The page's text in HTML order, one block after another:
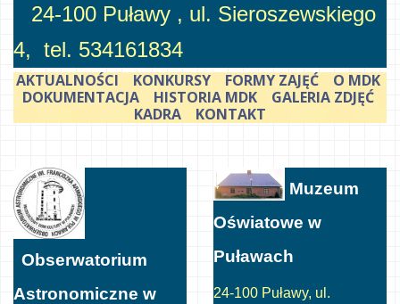
24-100 Puławy , ul. Sieroszewskiego
4, tel. 534161834
AKTUALNOŚCI KONKURSY FORMY ZAJĘĆ
O MDK
DOKUMENTACJA
HISTORIA MDK
GALERIA ZDJĘĆ
KADRA
KONTAKT
Obserwatorium
Astronomiczne w
Muzeum
Oświatowe w
Puławach
24-100 Puławy, ul.